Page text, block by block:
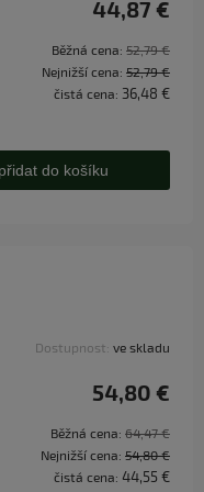
44,87 €
Běžná cena: 52,79 €
Nejnižší cena: 52,79 €
čistá cena: 36,48 €
přidat do košíku
Dostupnost: ve skladu
54,80 €
Běžná cena: 64,47 €
Nejnižší cena: 54,80 €
čistá cena: 44,55 €